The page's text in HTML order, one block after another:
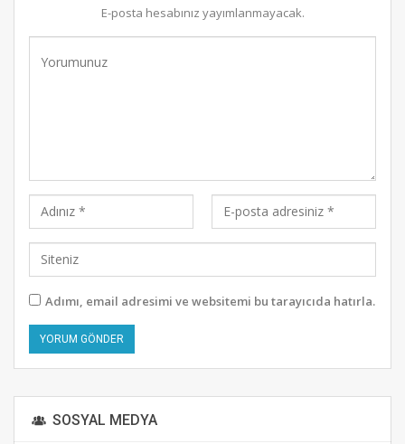
E-posta hesabınız yayımlanmayacak.
Adımı, email adresimi ve websitemi bu tarayıcıda hatırla.
SOSYAL MEDYA